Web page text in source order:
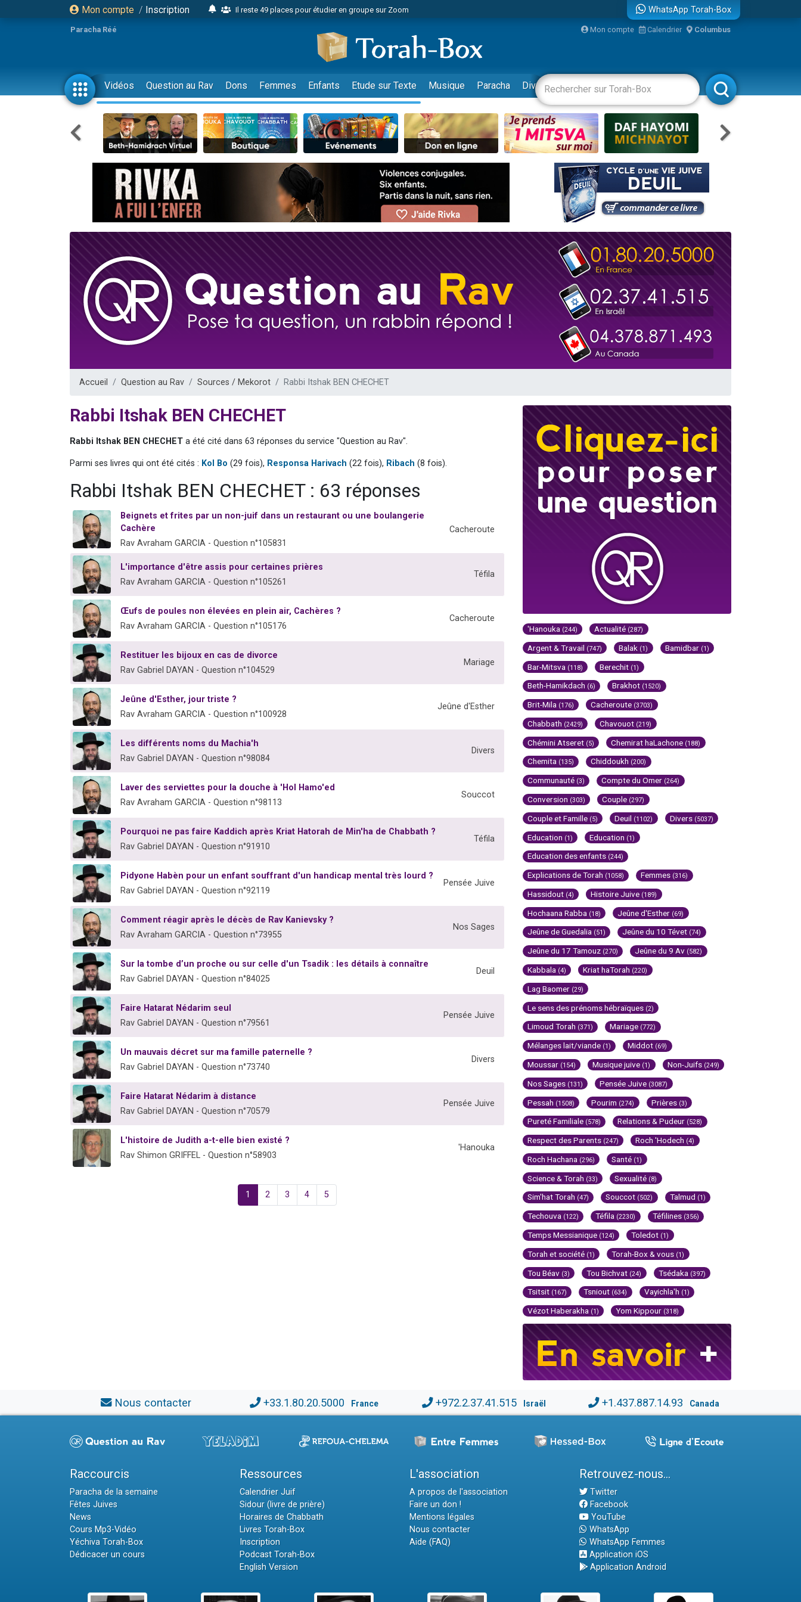
Mon compte / Inscription
Il reste 49 places pour étudier en groupe sur Zoom
2 personnes viennent de nous rejoindre sur WhatsApp
6 personnes viennent de nous rejoindre sur WhatsApp
4 personnes viennent de faire un don pour Reloger Rivka, 6 enfants, victime de violences...
2 personnes viennent de faire un don pour 1 Journée de Vacances Pour les Enfants
17 personnes viennent de demander une bénédiction
4 personnes viennent de nous rejoindre sur WhatsApp
Il reste 49 places pour étudier en groupe sur Zoom
Eva vient de donner son Maasser
4 personnes viennent de nous rejoindre sur WhatsApp
3 personnes viennent de nous rejoindre sur WhatsApp
Odaya vient de donner son Maasser
3 personnes viennent de faire un don pour 5 jours de vacances aux Orphelins
2 personnes viennent de nous rejoindre sur WhatsApp
13 personnes viennent de demander une bénédiction
30 personnes viennent de faire un don pour Sauvez la jambe de Yohan
Il reste 49 places pour étudier en groupe sur Zoom
12 nouvelles musiques dans Torah-Box Music
WhatsApp Torah-Box
Paracha Réé Mon compte Calendrier Columbus
Vidéos Question au Rav Dons Femmes Enfants Etude sur Texte Musique Paracha Divertissements Livres Rabbanim
Accueil Question au Rav Sources / Mekorot Rabbi Itshak BEN CHECHET
Rabbi Itshak BEN CHECHET
Rabbi Itshak BEN CHECHET a été cité dans 63 réponses du service "Question au Rav".
Parmi ses livres qui ont été cités : Kol Bo (29 fois), Responsa Harivach (22 fois), Ribach (8 fois).
Rabbi Itshak BEN CHECHET : 63 réponses
Beignets et frites par un non-juif dans un restaurant ou une boulangerie
Cachère
Rav Avraham GARCIA - Question n°105831
Cacheroute
L'importance d'être assis pour certaines prières
Rav Avraham GARCIA - Question n°105261
Téfila
Œufs de poules non élevées en plein air, Cachères ?
Rav Avraham GARCIA - Question n°105176
Cacheroute
Restituer les bijoux en cas de divorce
Rav Gabriel DAYAN - Question n°104529
Mariage
Jeûne d'Esther, jour triste ?
Rav Avraham GARCIA - Question n°100928
Jeûne d'Esther
Les différents noms du Machia'h
Rav Gabriel DAYAN - Question n°98084
Divers
Laver des serviettes pour la douche à 'Hol Hamo'ed
Rav Avraham GARCIA - Question n°98113
Souccot
Pourquoi ne pas faire Kaddich après Kriat Hatorah de Min'ha de Chabbath ?
Rav Gabriel DAYAN - Question n°91910
Téfila
Pidyone Habèn pour un enfant souffrant d'un handicap mental très lourd ?
Rav Gabriel DAYAN - Question n°92119
Pensée Juive
Comment réagir après le décès de Rav Kanievsky ?
Rav Avraham GARCIA - Question n°73955
Nos Sages
Sur la tombe d’un proche ou sur celle d'un Tsadik : les détails à connaître
Rav Gabriel DAYAN - Question n°84025
Deuil
Faire Hatarat Nédarim seul
Rav Gabriel DAYAN - Question n°79561
Pensée Juive
Un mauvais décret sur ma famille paternelle ?
Rav Gabriel DAYAN - Question n°73740
Divers
Faire Hatarat Nédarim à distance
Rav Gabriel DAYAN - Question n°70579
Pensée Juive
L'histoire de Judith a-t-elle bien existé ?
Rav Shimon GRIFFEL - Question n°58903
'Hanouka
1 2 3 4 5
'Hanouka (244) Actualité (287)
Argent & Travail (747) Balak (1) Bamidbar (1)
Bar-Mitsva (118) Berechit (1)
Beth-Hamikdach (6) Brakhot (1520)
Brit-Mila (176) Cacheroute (3703)
Chabbath (2429) Chavouot (219)
Chémini Atseret (5) Chemirat haLachone (188)
Chemita (135) Chiddoukh (200)
Communauté (3) Compte du Omer (264)
Conversion (303) Couple (297)
Couple et Famille (5) Deuil (1102) Divers (5037)
Education (1) Education (1)
Education des enfants (244)
Explications de Torah (1058) Femmes (316)
Hassidout (4) Histoire Juive (189)
Hochaana Rabba (18) Jeûne d'Esther (69)
Jeûne de Guedalia (51) Jeûne du 10 Tévet (74)
Jeûne du 17 Tamouz (270) Jeûne du 9 Av (582)
Kabbala (4) Kriat haTorah (220)
Lag Baomer (29)
Le sens des prénoms hébraïques (2)
Limoud Torah (371) Mariage (772)
Mélanges lait/viande (1) Middot (69)
Moussar (154) Musique juive (1) Non-Juifs (249)
Nos Sages (131) Pensée Juive (3087)
Pessah (1508) Pourim (274) Prières (3)
Pureté Familiale (578) Relations & Pudeur (528)
Respect des Parents (247) Roch 'Hodech (4)
Roch Hachana (296) Santé (1)
Science & Torah (33) Sexualité (8)
Sim'hat Torah (47) Souccot (502) Talmud (1)
Techouva (122) Téfila (2230) Téfilines (356)
Temps Messianique (124) Toledot (1)
Torah et société (1) Torah-Box & vous (1)
Tou Béav (3) Tou Bichvat (24) Tsédaka (397)
Tsitsit (167) Tsniout (634) Vayichla'h (1)
Vézot Haberakha (1) Yom Kippour (318)
Nous contacter +33.1.80.20.5000 France +972.2.37.41.515 Israël +1.437.887.14.93 Canada
Raccourcis
Paracha de la semaine
Fêtes Juives
News
Cours Mp3-Vidéo
Yéchiva Torah-Box
Dédicacer un cours
Ressources
Calendrier Juif
Sidour (livre de prière)
Horaires de Chabbath
Livres Torah-Box
Inscription
Podcast Torah-Box
English Version
L'association
A propos de l'association
Faire un don !
Mentions légales
Nous contacter
Aide (FAQ)
Retrouvez-nous...
Twitter
Facebook
YouTube
WhatsApp
WhatsApp Femmes
Application iOS
Application Android